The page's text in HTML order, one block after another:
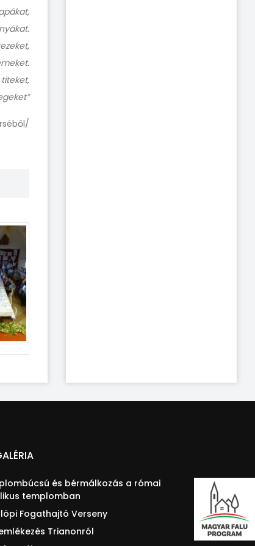
és bérmálkozás a római
templomban
Fogathajtó Verseny
Trianonról